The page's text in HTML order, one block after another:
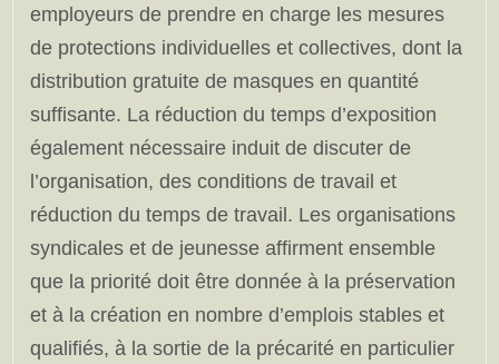
employeurs de prendre en charge les mesures
de protections individuelles et collectives, dont la
distribution gratuite de masques en quantité
suffisante. La réduction du temps d’exposition
également nécessaire induit de discuter de
l’organisation, des conditions de travail et
réduction du temps de travail. Les organisations
syndicales et de jeunesse affirment ensemble
que la priorité doit être donnée à la préservation
et à la création en nombre d’emplois stables et
qualifiés, à la sortie de la précarité en particulier